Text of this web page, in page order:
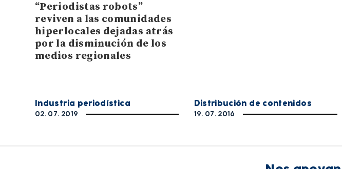
“Periodistas robots”
reviven a las comunidades
hiperlocales dejadas atrás
por la disminución de los
medios regionales
Industria periodística
02. 07. 2019
Distribución de contenidos
19. 07. 2016